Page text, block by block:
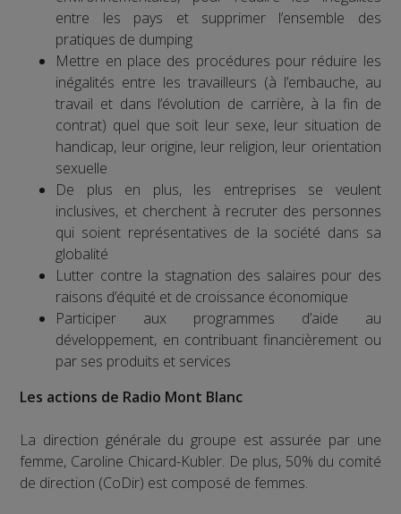
entre les pays et supprimer l’ensemble des
pratiques de dumping
Mettre en place des procédures pour réduire les
inégalités entre les travailleurs (à l’embauche, au
travail et dans l’évolution de carrière, à la fin de
contrat) quel que soit leur sexe, leur situation de
handicap, leur origine, leur religion, leur orientation
sexuelle
De plus en plus, les entreprises se veulent
inclusives, et cherchent à recruter des personnes
qui soient représentatives de la société dans sa
globalité
Lutter contre la stagnation des salaires pour des
raisons d’équité et de croissance économique
Participer aux programmes d’aide au
développement, en contribuant financièrement ou
par ses produits et services
Les actions de Radio Mont Blanc
La direction générale du groupe est assurée par une
femme, Caroline Chicard-Kubler. De plus, 50% du comité
de direction (CoDir) est composé de femmes.